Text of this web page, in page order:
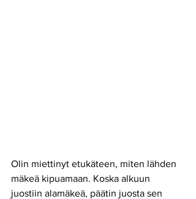
Olin miettinyt etukäteen, miten lähden
mäkeä kipuamaan. Koska alkuun
juostiin alamäkeä, päätin juosta sen